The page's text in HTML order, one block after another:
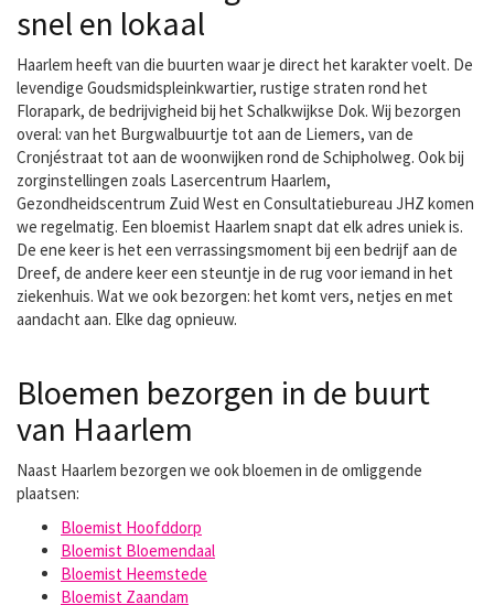
snel en lokaal
Haarlem heeft van die buurten waar je direct het karakter voelt. De
levendige Goudsmidspleinkwartier, rustige straten rond het
Florapark, de bedrijvigheid bij het Schalkwijkse Dok. Wij bezorgen
overal: van het Burgwalbuurtje tot aan de Liemers, van de
Cronjéstraat tot aan de woonwijken rond de Schipholweg. Ook bij
zorginstellingen zoals Lasercentrum Haarlem,
Gezondheidscentrum Zuid West en Consultatiebureau JHZ komen
we regelmatig. Een bloemist Haarlem snapt dat elk adres uniek is.
De ene keer is het een verrassingsmoment bij een bedrijf aan de
Dreef, de andere keer een steuntje in de rug voor iemand in het
ziekenhuis. Wat we ook bezorgen: het komt vers, netjes en met
aandacht aan. Elke dag opnieuw.
Bloemen bezorgen in de buurt
van Haarlem
Naast Haarlem bezorgen we ook bloemen in de omliggende
plaatsen:
Bloemist Hoofddorp
Bloemist Bloemendaal
Bloemist Heemstede
Bloemist Zaandam